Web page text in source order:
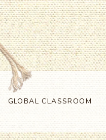
GLOBAL CLASSROOM